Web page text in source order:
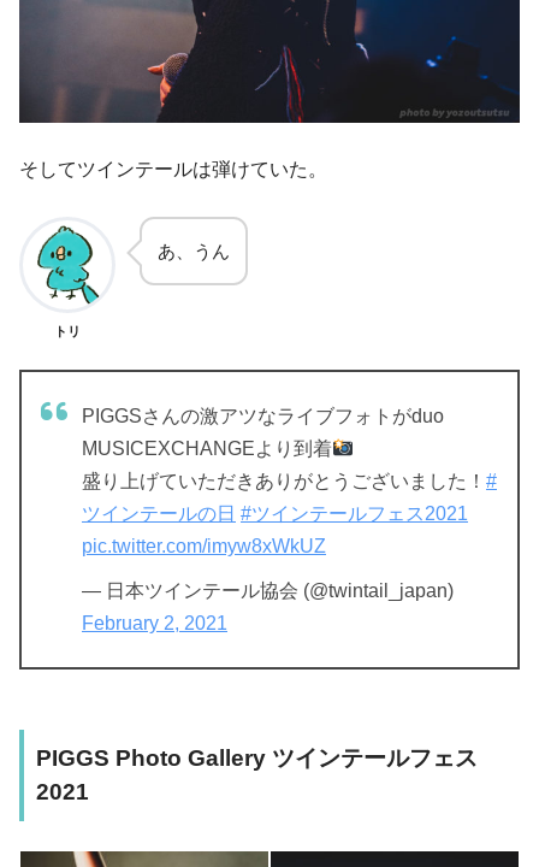
そしてツインテールは弾けていた。
トリ
あ、うん
PIGGSさんの激アツなライブフォトがduo
MUSICEXCHANGEより到着
盛り上げていただきありがとうございました！ #
ツインテールの日 #ツインテールフェス2021
pic.twitter.com/imyw8xWkUZ
— 日本ツインテール協会 (@twintail_japan)
February 2, 2021
PIGGS Photo Gallery ツインテールフェス
2021